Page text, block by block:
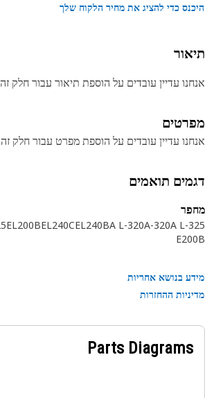
כדי להציג את מחיר הלקוח שלך
עדיין עובדים על הוספת תיאור עבור חלק זה.
עדיין עובדים על הוספת מפרט עבור חלק זה.
תואמים
320-A
320-A L
EL240B
EL240C
EL200B
325-A
בנושא אחריות
ההחזרות
Parts Diagrams